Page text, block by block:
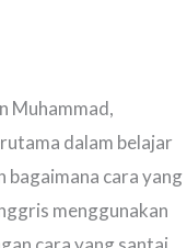
Muhammad,
dalam belajar
bagaimana cara yang
menggunakan